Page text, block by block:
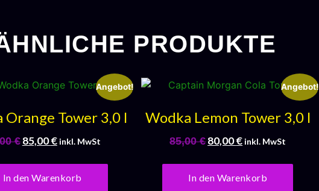
PRODUKTE
Angebot!
Orange Tower 3,0 l
€ 85,00€ inkl. MwSt
In den Warenkorb
Angebot!
Wodka Lemon Tower 3,0 l
85,00€80,00€ inkl. MwSt
In den Warenkorb